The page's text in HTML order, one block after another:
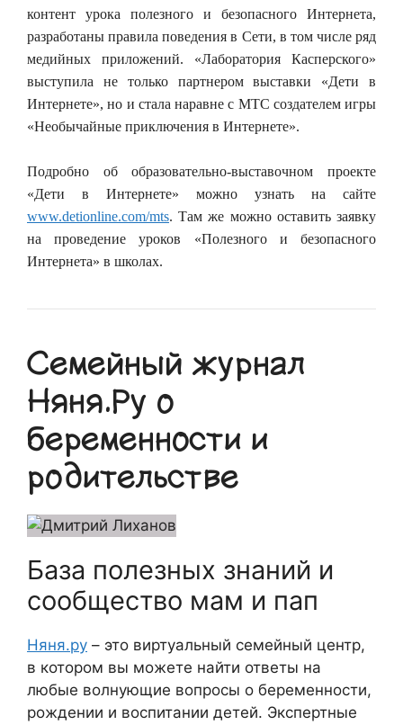
контент урока полезного и безопасного Интернета,
разработаны правила поведения в Сети, в том числе ряд
медийных приложений. «Лаборатория Касперского»
выступила не только партнером выставки «Дети в
Интернете», но и стала наравне с МТС создателем игры
«Необычайные приключения в Интернете».
Подробно об образовательно-выставочном проекте
«Дети в Интернете» можно узнать на сайте
www.detionline.com/mts. Там же можно оставить заявку
на проведение уроков «Полезного и безопасного
Интернета» в школах.
Семейный журнал
Няня.Ру о
беременности и
родительстве
База полезных знаний и
сообщество мам и пап
Няня.ру – это виртуальный семейный центр,
в котором вы можете найти ответы на
любые волнующие вопросы о беременности,
рождении и воспитании детей. Экспертные